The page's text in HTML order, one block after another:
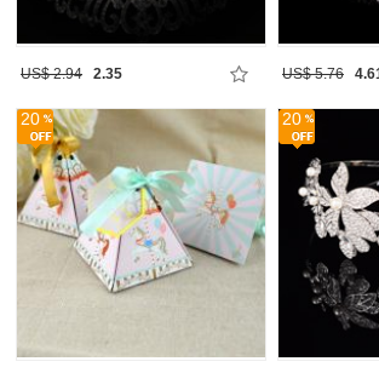
US$ 2.94 2.35 US$ 5.76
20 20